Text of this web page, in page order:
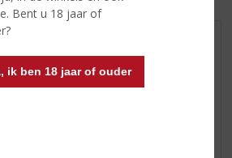
Bent u 18 jaar of
ik ben 18 jaar of ouder